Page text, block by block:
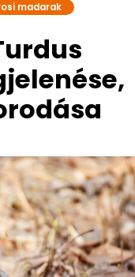
madarak